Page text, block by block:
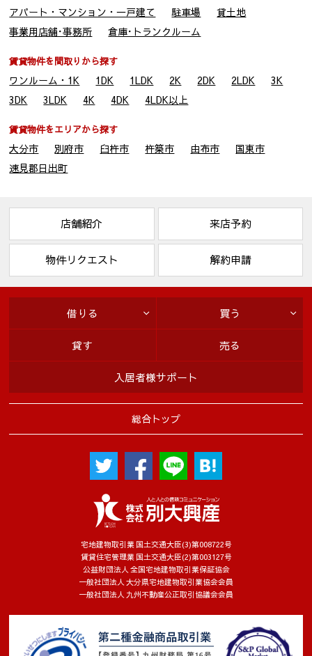
アパート・マンション・一戸建て 駐車場
貸土地
事業用店舗･事務所
倉庫･トランクルーム
賃貸物件を間取りから探す
ワンルーム・1K 1DK 1LDK 2K 2DK 2LDK
3K
3DK
3LDK 4K 4DK 4LDK以上
賃貸物件をエリアから探す
大分市 別府市 臼杵市 杵築市 由布市
国東市
速見郡日出町
店舗紹介 来店予約
物件リクエスト 解約申請
宅地建物取引業 国土交通大臣(3)第008722号
賃貸住宅管理業 国土交通大臣(2)第003127号
公益財団法人 全国宅地建物取引業保証協会
一般社団法人 大分県宅地建物取引業協会会員
一般社団法人 九州不動産公正取引協議会会員
総合トップ
借りる 買う
貸す 売る
入居者様サポート